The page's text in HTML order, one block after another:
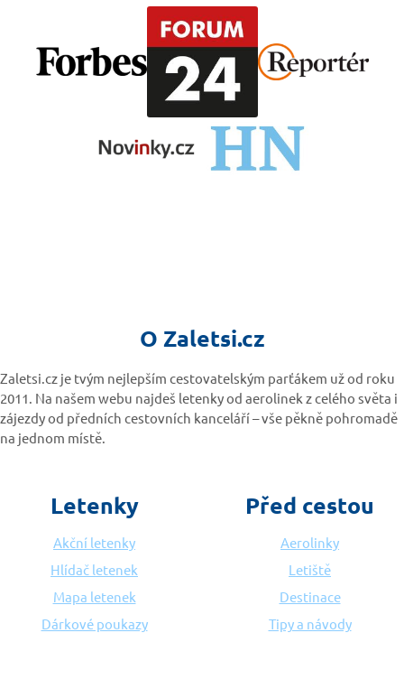
O Zaletsi.cz
Zaletsi.cz je tvým nejlepším cestovatelským parťákem už od roku
2011. Na našem webu najdeš letenky od aerolinek z celého světa i
zájezdy od předních cestovních kanceláří – vše pěkně pohromadě
na jednom místě.
Letenky
Akční letenky
Hlídač letenek
Mapa letenek
Dárkové poukazy
Před cestou
Aerolinky
Letiště
Destinace
Tipy a návody